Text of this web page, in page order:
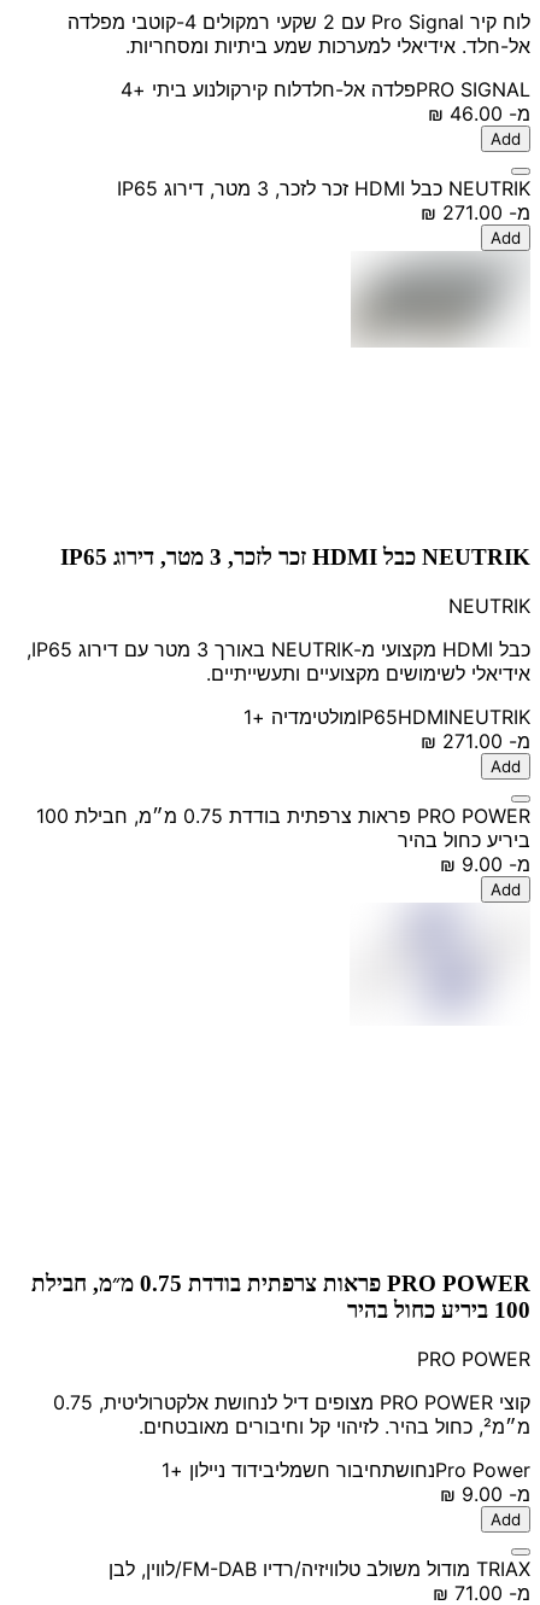
לוח קיר Pro Signal עם 2 שקעי רמקולים 4-קוטבי מפלדה
אל-חלד. אידיאלי למערכות שמע ביתיות ומסחריות.
PRO SIGNALפלדה אל-חלדלוח קירקולנוע ביתי +4
מ-
Add
NEUTRIK כבל HDMI זכר לזכר, 3 מטר, דירוג IP65
מ-
Add
NEUTRIK כבל HDMI זכר לזכר, 3 מטר, דירוג IP65
NEUTRIK
כבל HDMI מקצועי מ-NEUTRIK באורך 3 מטר עם דירוג IP65,
אידיאלי לשימושים מקצועיים ותעשייתיים.
IP65HDMINEUTRIK מולטימדיה +1
מ-
Add
PRO POWER פראות צרפתית בודדת 0.75 מ״מ, חבילת 100
ביריע כחול בהיר
מ-
Add
PRO POWER פראות צרפתית בודדת 0.75 מ״מ, חבילת
100 ביריע כחול בהיר
PRO POWER
קוצי PRO POWER מצופים דיל לנחושת אלקטרוליטית, 0.75
מ״מ², כחול בהיר. לזיהוי קל וחיבורים מאובטחים.
Pro Powerנחושתחיבור חשמליבידוד ניילון +1
מ-
Add
TRIAX מודול משולב טלוויזיה/רדיו FM-DAB/לווין, לבן
מ-